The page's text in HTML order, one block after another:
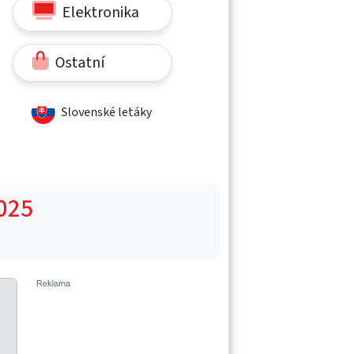
Elektronika
Ostatní
Slovenské letáky